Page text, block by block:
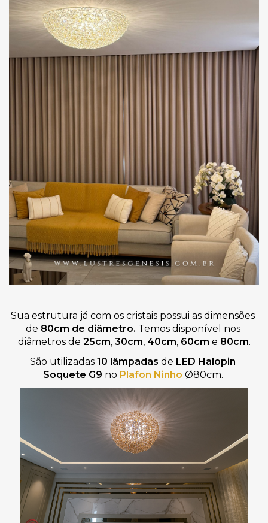
Sua estrutura já com os cristais possui as dimensões
de 80cm de diâmetro. Temos disponível nos
diâmetros de 25cm, 30cm, 40cm, 60cm e 80cm.
São utilizadas 10 lâmpadas de LED Halopin
Soquete G9 no Plafon Ninho Ø80cm.